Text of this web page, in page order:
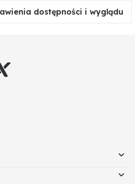
56,0 / 10,2 / 86,0
(mm) / rodzaj: 9,7
56,0
(mm): 10,2 / 86,0
dostępności i wyglądu